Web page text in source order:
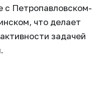
с Петропавловском-
что делает
задачей